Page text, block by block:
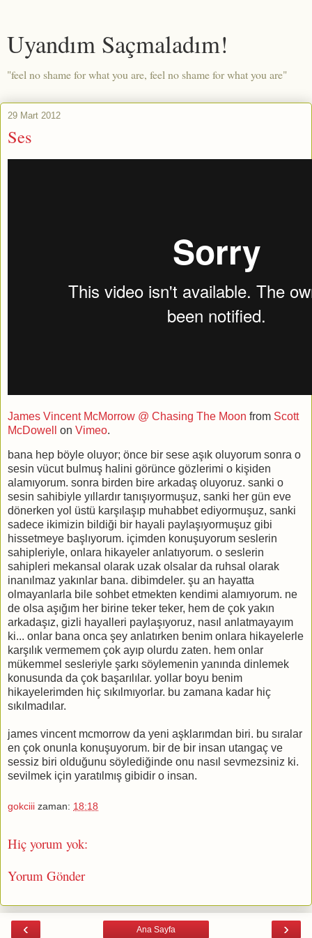
Uyandım Saçmaladım!
"feel no shame for what you are, feel no shame for what you are"
29 Mart 2012
Ses
James Vincent McMorrow @ Chasing The Moon from Scott
McDowell
on Vimeo.
bana hep böyle oluyor; önce bir sese aşık oluyorum sonra o
sesin vücut bulmuş halini görünce gözlerimi o kişiden
alamıyorum. sonra birden bire arkadaş oluyoruz. sanki o
sesin sahibiyle yıllardır tanışıyormuşuz, sanki her gün eve
dönerken yol üstü karşılaşıp muhabbet ediyormuşuz, sanki
sadece ikimizin bildiği bir hayali paylaşıyormuşuz gibi
hissetmeye başlıyorum. içimden konuşuyorum seslerin
sahipleriyle, onlara hikayeler anlatıyorum. o seslerin
sahipleri mekansal olarak uzak olsalar da ruhsal olarak
inanılmaz yakınlar bana. dibimdeler. şu an hayatta
olmayanlarla bile sohbet etmekten kendimi alamıyorum. ne
de olsa aşığım her birine teker teker, hem de çok yakın
arkadaşız, gizli hayalleri paylaşıyoruz, nasıl anlatmayayım
ki... onlar bana onca şey anlatırken benim onlara hikayelerle
karşılık vermemem çok ayıp olurdu zaten. hem onlar
mükemmel sesleriyle şarkı söylemenin yanında dinlemek
konusunda da çok başarılılar. yollar boyu benim
hikayelerimden hiç sıkılmıyorlar. bu zamana kadar hiç
sıkılmadılar.
james vincent mcmorrow da yeni aşklarımdan biri. bu sıralar
en çok onunla konuşuyorum. bir de bir insan utangaç ve
sessiz biri olduğunu söylediğinde onu nasıl sevmezsiniz ki.
sevilmek için yaratılmış gibidir o insan.
gokciii zaman: 18:18
Hiç yorum yok:
Yorum Gönder
‹ ›
Ana Sayfa